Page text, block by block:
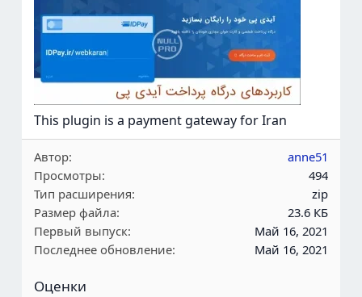
This plugin is a payment gateway for Iran
Автор
anne51
Просмотры
494
Тип расширения
zip
Размер файла
23.6 КБ
Первый выпуск
Май 16, 2021
Последнее обновление
Май 16, 2021
Оценки